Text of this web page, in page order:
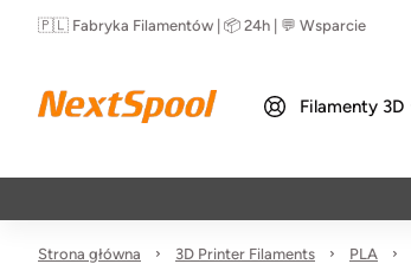
🇵🇱 Fabryka Filamentów | 📦 24h | 💬 Wsparcie
Filamenty 3D
Strona główna 3D Printer Filaments PLA